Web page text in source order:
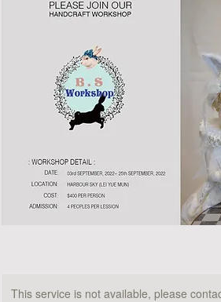
This service is not available, please